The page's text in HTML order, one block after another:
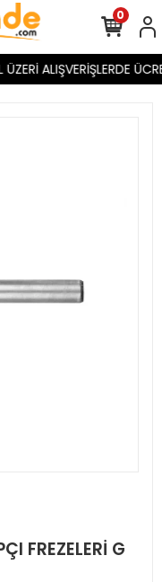
ALIŞVERİŞLERDE
0
FREZELERİ G